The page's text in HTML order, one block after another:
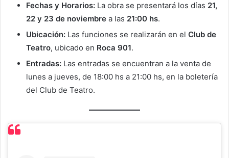
Fechas y Horarios: La obra se presentará los días 21,
22 y 23 de noviembre a las 21:00 hs.
Ubicación: Las funciones se realizarán en el Club de
Teatro, ubicado en Roca 901.
Entradas: Las entradas se encuentran a la venta de
lunes a jueves, de 18:00 hs a 21:00 hs, en la boletería
del Club de Teatro.